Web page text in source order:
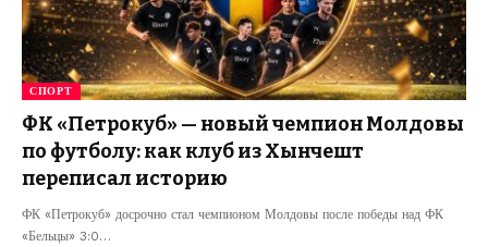
СПОРТ
ФК «Петрокуб» — новый чемпион Молдовы
по футболу: как клуб из Хынчешт
переписал историю
ФК «Петрокуб» досрочно стал чемпионом Молдовы после победы над ФК
«Бельцы» 3:0…